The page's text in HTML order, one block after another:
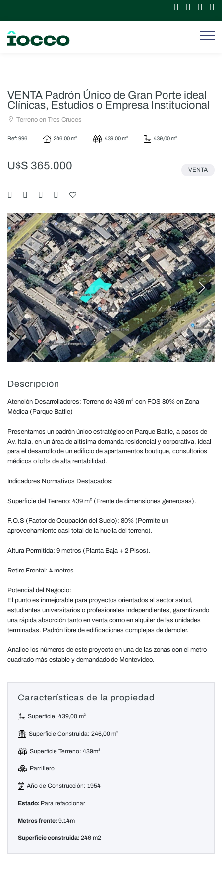
VENTA Padrón Único de Gran Porte ideal
Clínicas, Estudios o Empresa Institucional
Terreno en Tres Cruces
Ref: 996 246,00 m² 439,00 m² 439,00 m²
U$S 365.000 VENTA
Descripción
Atención Desarrolladores: Terreno de 439 m² con FOS 80% en Zona
Médica (Parque Batlle)
Presentamos un padrón único estratégico en Parque Batlle, a pasos de
Av. Italia, en un área de altísima demanda residencial y corporativa, ideal
para el desarrollo de un edificio de apartamentos boutique, consultorios
médicos o lofts de alta rentabilidad.
Indicadores Normativos Destacados:
Superficie del Terreno: 439 m² (Frente de dimensiones generosas).
F.O.S (Factor de Ocupación del Suelo): 80% (Permite un
aprovechamiento casi total de la huella del terreno).
Altura Permitida: 9 metros (Planta Baja + 2 Pisos).
Retiro Frontal: 4 metros.
Potencial del Negocio:
El punto es inmejorable para proyectos orientados al sector salud,
estudiantes universitarios o profesionales independientes, garantizando
una rápida absorción tanto en venta como en alquiler de las unidades
terminadas. Padrón libre de edificaciones complejas de demoler.
Analice los números de este proyecto en una de las zonas con el metro
cuadrado más estable y demandado de Montevideo.
Características de la propiedad
Superficie: 439,00 m²
Superficie Construida: 246,00 m²
Superficie Terreno: 439m²
Parrillero
Año de Construcción: 1954
Estado: Para refaccionar
Metros frente: 9.14m
Superficie construida: 246 m2